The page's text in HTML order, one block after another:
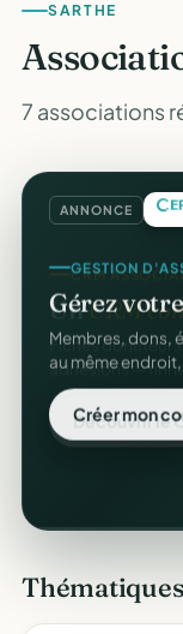
SARTHE
7 associations
ANNONCE
GESTION
Gérez
Membres, dons,
au même
Créer mon
CRM
UnCRM
Fiches
adhésions — fini
Découvrir le